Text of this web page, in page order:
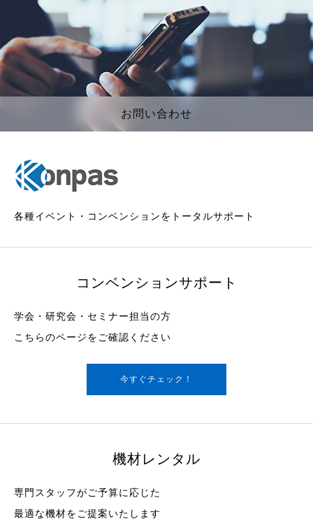
お問い合わせ
各種イベント・コンベンションをトータルサポート
コンベンションサポート
学会・研究会・セミナー担当の方
こちらのページをご確認ください
今すぐチェック！
機材レンタル
専門スタッフがご予算に応じた
最適な機材をご提案いたします